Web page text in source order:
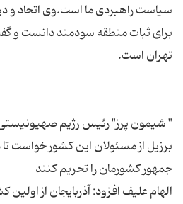
سیاست راهبردی ما است.وی اتحاد و
برای ثبات منطقه سودمند دانست و
" شیمون پرز" رئیس رژیم صهیونیستی
برزیل از مسئولان این کشور خواست
الهام علیف افزود: آذربایجان از اولین